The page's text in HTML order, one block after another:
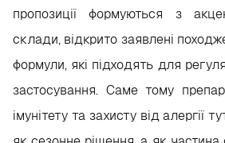
пропозиції формуються з
склади, відкрито заявлені
формули, які підходять для
застосування. Саме тому
імунітету та захисту від алергії